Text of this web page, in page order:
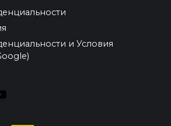
и Условия